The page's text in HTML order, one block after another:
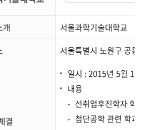
개
서울과학기술대학교
서울특별시 노원구 공릉
결
일시 : 2015년 5월 11일
내용
선취업후진학자 학
첨단공학 관련 학과